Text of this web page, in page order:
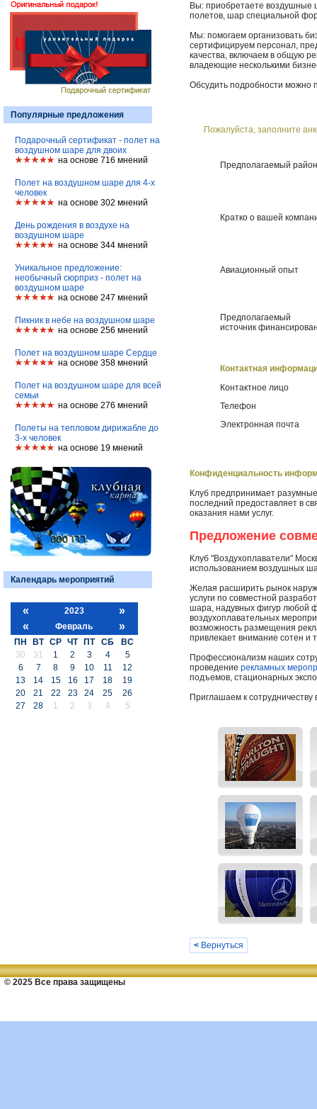
Популярные предложения
Подарочный сертификат - полет на
воздушном шаре для двоих
на основе 716 мнений
Полет на воздушном шаре для 4-х
человек
на основе 302 мнений
День рождения в воздухе на
воздушном шаре
на основе 344 мнений
Уникальное предложение:
необычный сюрприз - полет на
воздушном шаре
на основе 247 мнений
Пикник в небе на воздушном шаре
на основе 256 мнений
Полет на воздушном шаре Сердце
на основе 358 мнений
Полет на воздушном шаре для всей
семьи
на основе 276 мнений
Полеты на тепловом дирижабле до
3-х человек
на основе 19 мнений
Календарь мероприятий
« 2023
»
«
Февраль »
ПН ВТ СР ЧТ ПТ СБ
ВС
30
31 1 2 3 4
5
6
7 8 9 10 11
12
13
14 15 16 17 18
19
20
21 22 23 24 25
26
27
28 1 2 3 4 5
Вы: приобретаете воздушные
полетов, шар специальной
Мы: помогаем организовать
сертифицируем персонал,
качества, включаем в общую
владеющие несколькими
Обсудить подробности можно
Пожалуйста, заполните
Предполагаемый
Кратко о вашей
Авиационный опыт
Предполагаемый
источник
Контактная
Контактное лицо
Телефон
Электронная почта
Конфиденциальность
Клуб предпринимает
последний предоставляет в
оказания нами услуг.
Предложение
Клуб "Воздухоплаватели"
использованием воздушных
Желая расширить рынок
услуги по совместной
шара, надувных фигур любой
воздухоплавательных
возможность размещения
привлекает внимание сотен и
Профессионализм наших
проведение рекламных
подъемов, стационарных
Приглашаем к
< Вернуться
© 2025 Все права защищены